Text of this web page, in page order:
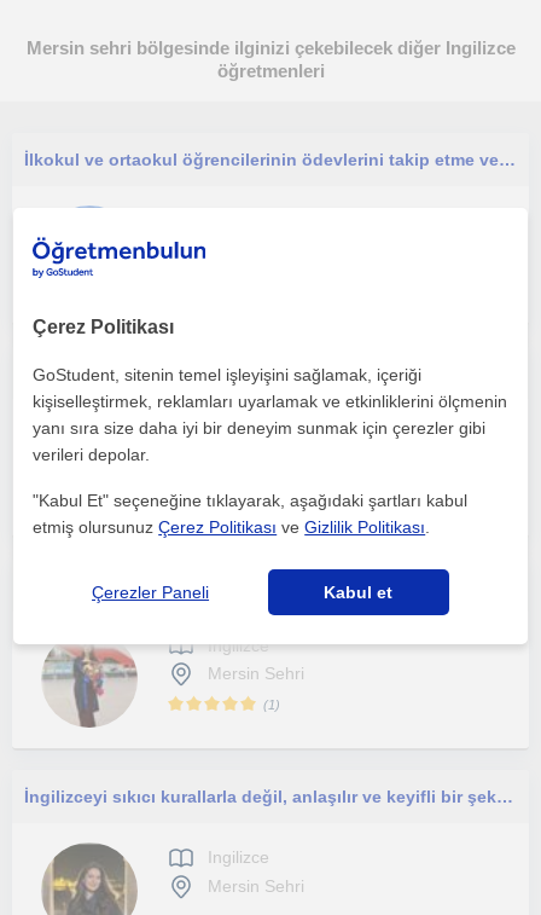
Mersin sehri bölgesinde ilginizi çekebilecek diğer Ingilizce
öğretmenleri
İlkokul ve ortaokul öğrencilerinin ödevlerini takip etme ve öğrenme sürecine destek olma.
İngilizce öğretmeni online veya yüzyüze, çocuklarla uyumlu
Ingilizce
Ingilizce
Mersin Sehri
(1)
İngilizceyi sıkıcı kurallarla değil, anlaşılır ve keyifli bir şekilde öğrenmek istiyorsan doğru yerdesin!
Ingilizce
Mersin Sehri
Çerez Politikası
GoStudent, sitenin temel işleyişini sağlamak, içeriği
kişiselleştirmek, reklamları uyarlamak ve etkinliklerini ölçmenin
yanı sıra size daha iyi bir deneyim sunmak için çerezler gibi
verileri depolar.
"Kabul Et" seçeneğine tıklayarak, aşağıdaki şartları kabul
etmiş olursunuzÇerez Politikası veGizlilik Politikası
Çerezler Paneli Kabul et